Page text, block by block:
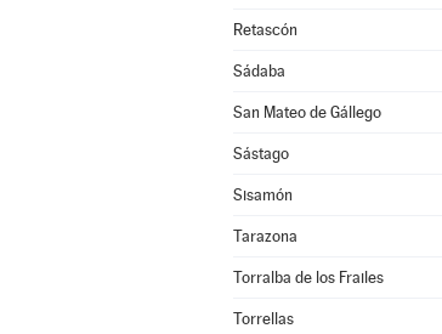
Retascón
Sádaba
San Mateo de Gállego
Sástago
Sisamón
Tarazona
Torralba de los Frailes
Torrellas